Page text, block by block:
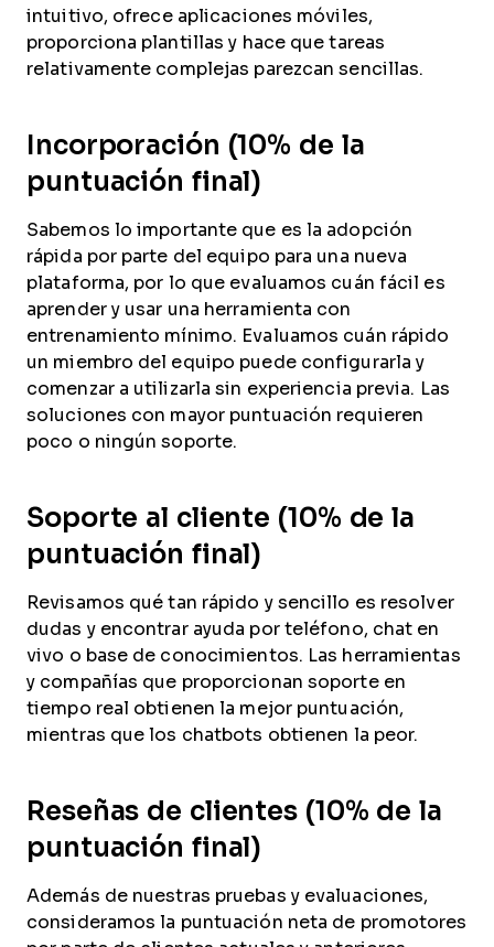
intuitivo, ofrece aplicaciones móviles,
proporciona plantillas y hace que tareas
relativamente complejas parezcan sencillas.
Incorporación (10% de la
puntuación final)
Sabemos lo importante que es la adopción
rápida por parte del equipo para una nueva
plataforma, por lo que evaluamos cuán fácil es
aprender y usar una herramienta con
entrenamiento mínimo. Evaluamos cuán rápido
un miembro del equipo puede configurarla y
comenzar a utilizarla sin experiencia previa. Las
soluciones con mayor puntuación requieren
poco o ningún soporte.
Soporte al cliente (10% de la
puntuación final)
Revisamos qué tan rápido y sencillo es resolver
dudas y encontrar ayuda por teléfono, chat en
vivo o base de conocimientos. Las herramientas
y compañías que proporcionan soporte en
tiempo real obtienen la mejor puntuación,
mientras que los chatbots obtienen la peor.
Reseñas de clientes (10% de la
puntuación final)
Además de nuestras pruebas y evaluaciones,
consideramos la puntuación neta de promotores